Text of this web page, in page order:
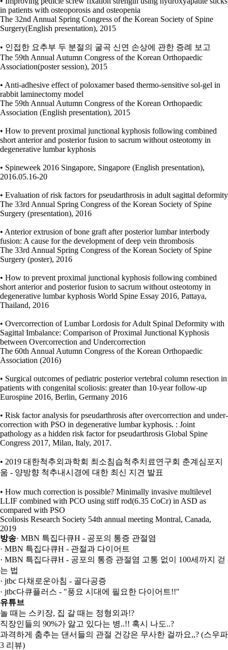
in patients with osteoporosis and osteopenia
The 32nd Annual Spring Congress of the Korean Society of Spine
Surgery(English presentation), 2015
• 인접한 요추부 두 분절의 굴곡 신연 손상에 관한 증례 보고
The 59th Annual Autumn Congress of the Korean Orthopaedic
Association(poster session), 2015
• Anti-adhesive effect of poloxamer based thermo-sensitive sol-gel in
rabbit laminectomy model
The 59th Annual Autumn Congress of the Korean Orthopaedic
Association (English presentation), 2015
• How to prevent proximal junctional kyphosis following combined
short anterior and posterior fusion to sacrum without osteotomy in
degenerative lumbar kyphosis
• Spineweek 2016 Singapore, Singapore (English presentation),
2016.05.16-20
• Evaluation of risk factors for pseudarthrosis in adult sagittal deformity
The 33rd Annual Spring Congress of the Korean Society of Spine
Surgery (presentation), 2016
• Anterior extrusion of bone graft after posterior lumbar interbody
fusion: A cause for the development of deep vein thrombosis
The 33rd Annual Spring Congress of the Korean Society of Spine
Surgery (poster), 2016
• How to prevent proximal junctional kyphosis following combined
short anterior and posterior fusion to sacrum without osteotomy in
degenerative lumbar kyphosis World Spine Essay 2016, Pattaya,
Thailand, 2016
• Overcorrection of Lumbar Lordosis for Adult Spinal Deformity with
Sagittal Imbalance: Comparison of Proximal Junctional Kyphosis
between Overcorrection and Undercorrection
The 60th Annual Autumn Congress of the Korean Orthopaedic
Association (2016)
• Surgical outcomes of pediatric posterior vertebral column resection in
patients with congenital scoliosis: greater than 10-year follow-up
Eurospine 2016, Berlin, Germany 2016
• Risk factor analysis for pseudarthrosis after overcorrection and under-
correction with PSO in degenerative lumbar kyphosis. : Joint
pathology as a hidden risk factor for pseudarthrosis Global Spine
Congress 2017, Milan, Italy, 2017.
• 2019 대한척추외과학회 최소침습척추치료연구회 춘계심포지
움 - 양방향 척추내시경에 대한 최신 지견 발표
• How much correction is possible? Minimally invasive multilevel
LLIF combined with PCO using stiff rod(6.35 CoCr) in ASD as
compared with PSO
Scoliosis Research Society 54th annual meeting Montral, Canada,
2019
방송· MBN 특집다큐H - 공포의 통증 관절염
· MBN 특집다큐H - 관절과 다이어트
· MBN 특집다큐H - 공포의 통증 관절염 고통 없이 100세까지 걷
는 법
· jtbc 다채로운아침 - 골다공증
· jtbc다큐플러스 - "풍요 시대에 필요한 다이어트!!"
유튜브
놀 때는 스키장, 집 갈 때는 정형외과!?
직장인들의 90%가 앓고 있다는 병..!! 혹시 나도..?
과격하게 춤추는 댄서들의 관절 건강은 무사한 걸까요,,? (스우파
3 리뷰)